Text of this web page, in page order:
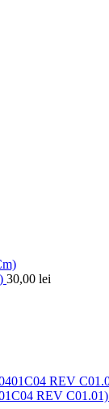
30,00 lei
REV C01.01)